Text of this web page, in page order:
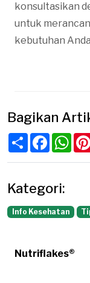
konsultasikan
untuk
kebutuhan
Bagikan
Share
Kategori:
Info Kesehatan
Nutriflakes®